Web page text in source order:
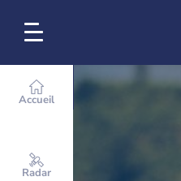
Accueil
Radar